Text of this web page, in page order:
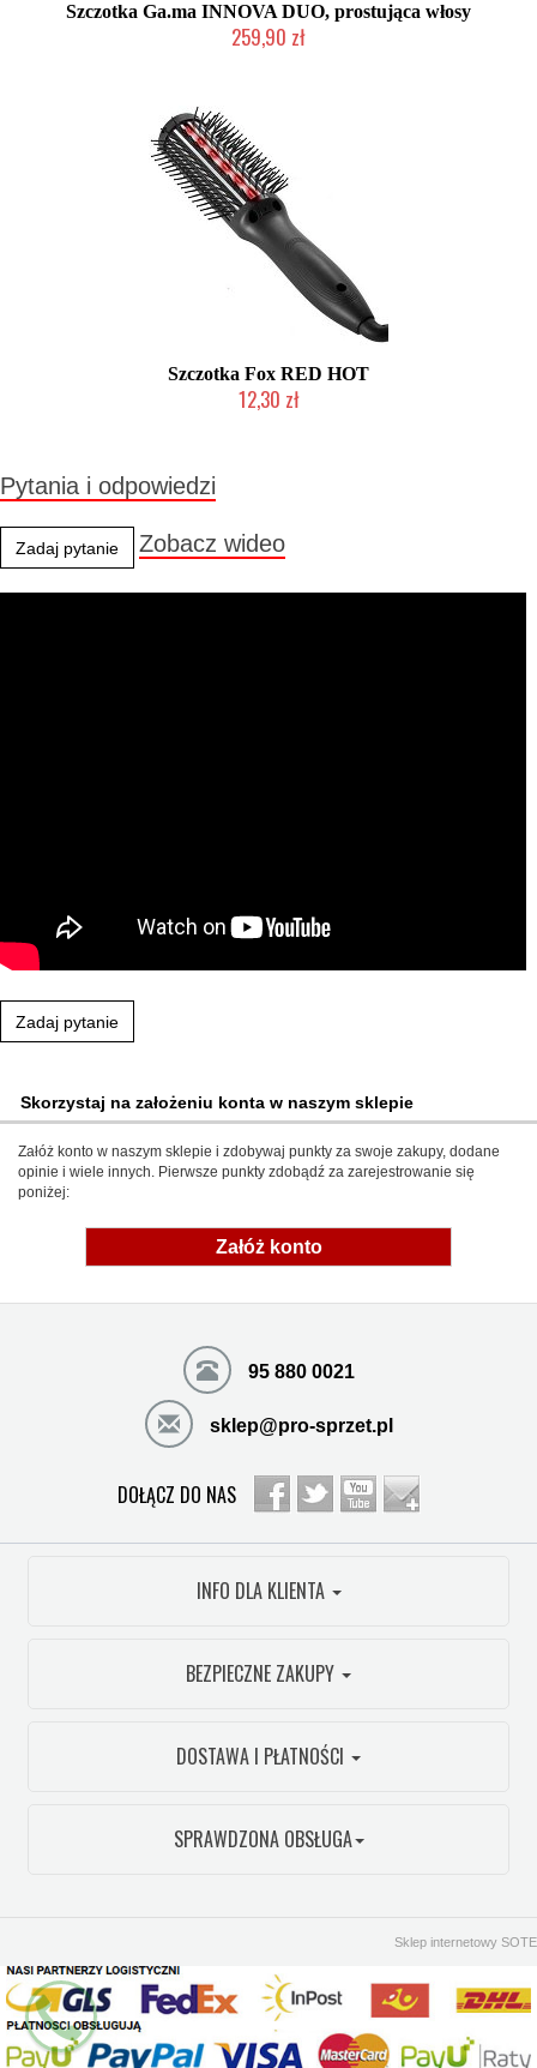
Szczotka Ga.ma INNOVA DUO, prostująca włosy
259,90 zł
Szczotka Fox RED HOT
12,30 zł
Pytania i odpowiedzi
Zadaj pytanie Zobacz wideo
Zadaj pytanie
Skorzystaj na założeniu konta w naszym sklepie
Załóż konto w naszym sklepie i zdobywaj punkty za swoje zakupy, dodane
opinie i wiele innych. Pierwsze punkty zdobądź za zarejestrowanie się
poniżej:
Załóż konto
95 880 0021
sklep@pro-sprzet.pl
DOŁĄCZ DO NAS
INFO DLA KLIENTA
BEZPIECZNE ZAKUPY
DOSTAWA I PŁATNOŚCI
SPRAWDZONA OBSŁUGA
Sklep internetowy SOTE